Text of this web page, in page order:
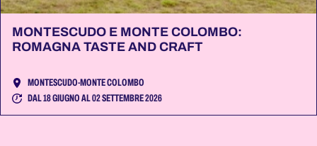
MONTESCUDO E MONTE COLOMBO:
ROMAGNA TASTE AND CRAFT
MONTESCUDO-MONTE COLOMBO
DAL 18 GIUGNO AL 02 SETTEMBRE 2026